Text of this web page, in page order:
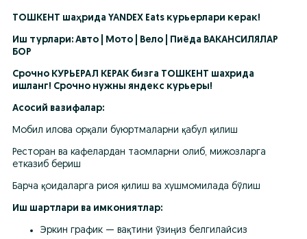
ТОШКЕНТ шаҳрида YANDEX Eats курьерлари керак!
Иш турлари: Авто | Мото | Вело | Пиёда ВАКАНСИЛЯЛАР
БОР
Срочно КУРЬЕРАЛ КЕРАК бизга ТОШКЕНТ шахрида
ишланг! Срочно нужны яндекс курьеры!
Асосий вазифалар:
Мобил илова орқали буюртмаларни қабул қилиш
Ресторан ва кафелардан таомларни олиб, мижозларга
етказиб бериш
Барча қоидаларга риоя қилиш ва хушмомилада бўлиш
Иш шартлари ва имкониятлар:
Эркин график — вақтини ўзиңиз белгилайсиз